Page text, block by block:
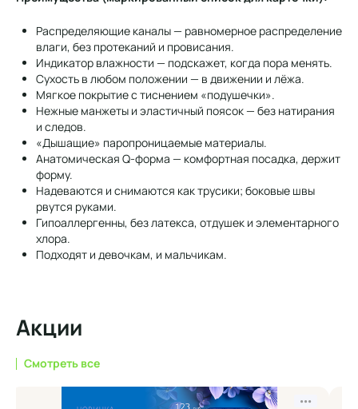
Распределяющие каналы — равномерное распределение
влаги, без протеканий и провисания.
Индикатор влажности — подскажет, когда пора менять.
Сухость в любом положении — в движении и лёжа.
Мягкое покрытие с тиснением «подушечки».
Нежные манжеты и эластичный поясок — без натирания
и следов.
«Дышащие» паропроницаемые материалы.
Анатомическая Q-форма — комфортная посадка, держит
форму.
Надеваются и снимаются как трусики; боковые швы
рвутся руками.
Гипоаллергенны, без латекса, отдушек и элементарного
хлора.
Подходят и девочкам, и мальчикам.
Акции
Смотреть все
•••